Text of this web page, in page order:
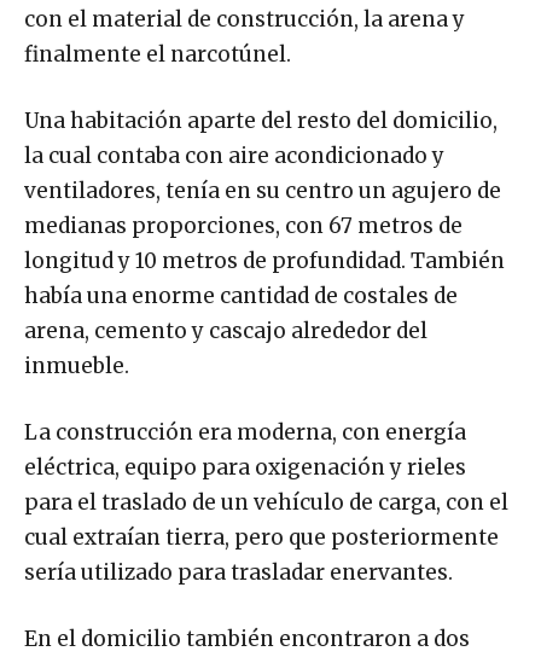
con el material de construcción, la arena y
finalmente el narcotúnel.
Una habitación aparte del resto del domicilio,
la cual contaba con aire acondicionado y
ventiladores, tenía en su centro un agujero de
medianas proporciones, con 67 metros de
longitud y 10 metros de profundidad. También
había una enorme cantidad de costales de
arena, cemento y cascajo alrededor del
inmueble.
La construcción era moderna, con energía
eléctrica, equipo para oxigenación y rieles
para el traslado de un vehículo de carga, con el
cual extraían tierra, pero que posteriormente
sería utilizado para trasladar enervantes.
En el domicilio también encontraron a dos